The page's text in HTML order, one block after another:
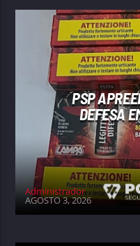
PSP
DEFESA
Administrador
AGOSTO 3, 2026